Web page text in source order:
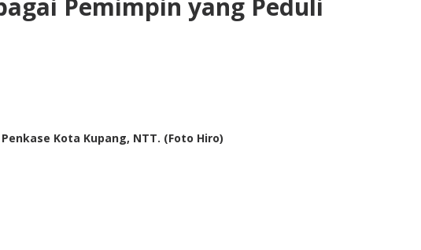
Pemimpin yang Peduli
Kota Kupang, NTT. (Foto Hiro)